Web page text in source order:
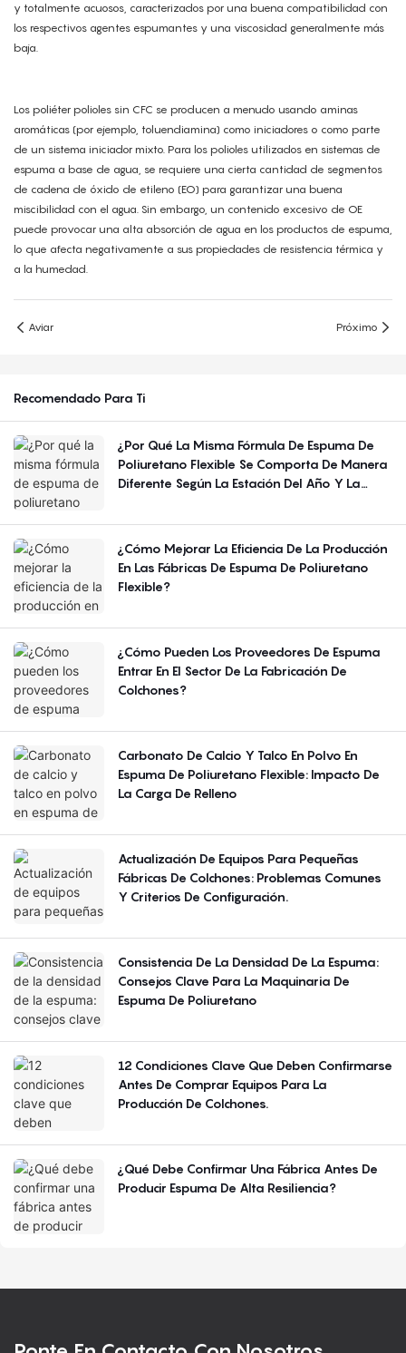
y totalmente acuosos, caracterizados por una buena compatibilidad con
los respectivos agentes espumantes y una viscosidad generalmente más
baja.
Los poliéter polioles sin CFC se producen a menudo usando aminas
aromáticas (por ejemplo, toluendiamina) como iniciadores o como parte
de un sistema iniciador mixto. Para los polioles utilizados en sistemas de
espuma a base de agua, se requiere una cierta cantidad de segmentos
de cadena de óxido de etileno (EO) para garantizar una buena
miscibilidad con el agua. Sin embargo, un contenido excesivo de OE
puede provocar una alta absorción de agua en los productos de espuma,
lo que afecta negativamente a sus propiedades de resistencia térmica y
a la humedad.
Aviar Próximo
Recomendado Para Ti
¿Por Qué La Misma Fórmula De Espuma De
Poliuretano Flexible Se Comporta De Manera
Diferente Según La Estación Del Año Y La
¿Cómo Mejorar La Eficiencia De La Producción
En Las Fábricas De Espuma De Poliuretano
Flexible?
¿Cómo Pueden Los Proveedores De Espuma
Entrar En El Sector De La Fabricación De
Colchones?
Carbonato De Calcio Y Talco En Polvo En
Espuma De Poliuretano Flexible: Impacto De
La Carga De Relleno
Actualización De Equipos Para Pequeñas
Fábricas De Colchones: Problemas Comunes
Y Criterios De Configuración.
Consistencia De La Densidad De La Espuma:
Consejos Clave Para La Maquinaria De
Espuma De Poliuretano
12 Condiciones Clave Que Deben Confirmarse
Antes De Comprar Equipos Para La
Producción De Colchones.
¿Qué Debe Confirmar Una Fábrica Antes De
Producir Espuma De Alta Resiliencia?